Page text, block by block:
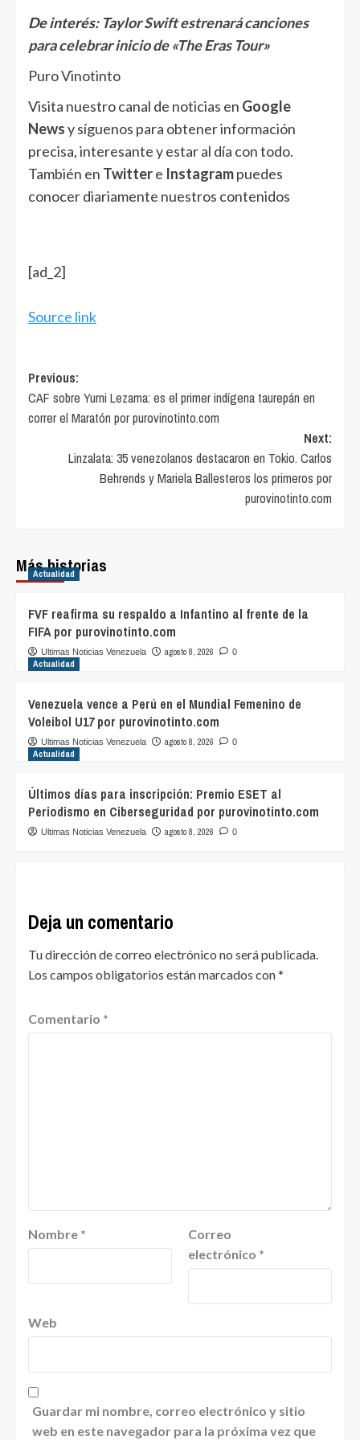
De interés: Taylor Swift estrenará canciones
para celebrar inicio de «The Eras Tour»
Puro Vinotinto
Visita nuestro canal de noticias en Google
Newsy síguenos para obtener información
precisa, interesante y estar al día con todo.
También en Twittere Instagrampuedes
conocer diariamente nuestros contenidos
[ad_2]
Source link
Post
navigation
Previous:
CAF sobre Yurni Lezama: es el primer indígena taurepán en
correr el Maratón por purovinotinto.com
Next:
Linzalata: 35 venezolanos destacaron en Tokio. Carlos
Behrends y Mariela Ballesteros los primeros por
purovinotinto.com
Más historias
Actualidad
FVF reafirma su respaldo a Infantino al frente de la
FIFA por purovinotinto.com
Ultimas Noticias Venezuela agosto 8, 2026 0
Actualidad
Venezuela vence a Perú en el Mundial Femenino de
Voleibol U17 por purovinotinto.com
Ultimas Noticias Venezuela agosto 8, 2026 0
Actualidad
Últimos días para inscripción: Premio ESET al
Periodismo en Ciberseguridad por purovinotinto.com
Ultimas Noticias Venezuela agosto 8, 2026 0
Deja un comentario
Tu dirección de correo electrónico no será publicada.
Los campos obligatorios están marcados con*
Comentario *
Nombre *
Correo
electrónico *
Web
Guardar mi nombre, correo electrónico y sitio
web en este navegador para la próxima vez que